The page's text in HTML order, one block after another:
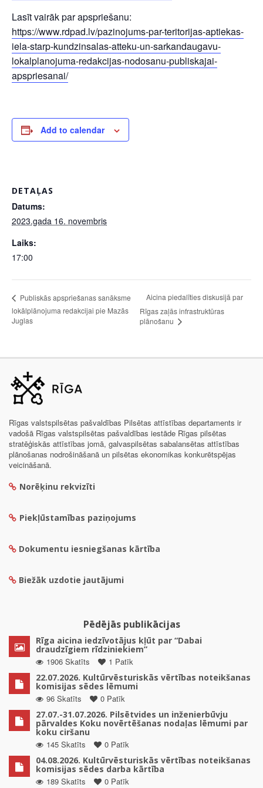
Lasīt vairāk par apspriešanu:
https://www.rdpad.lv/pazinojums-par-teritorijas-aptiekas-
iela-starp-kundzinsalas-atteku-un-sarkandaugavu-
lokalplanojuma-redakcijas-nodosanu-publiskajai-
apspriesanai/
Add to calendar
DETAĻAS
Datums:
2023.gada 16. novembris
Laiks:
17:00
Publiskās apspriešanas sanāksme
lokālplānojuma redakcijai pie Mazās
Juglas
Aicina piedalīties diskusijā par
Rīgas zaļās infrastruktūras
plānošanu
Rīgas valstspilsētas pašvaldības Pilsētas attīstības departaments ir
vadošā Rīgas valstspilsētas pašvaldības iestāde Rīgas pilsētas
stratēģiskās attīstības jomā, galvaspilsētas sabalansētas attīstības
plānošanas nodrošināšanā un pilsētas ekonomikas konkurētspējas
veicināšanā.
Norēķinu rekvizīti
Piekļūstamības paziņojums
Dokumentu iesniegšanas kārtība
Biežāk uzdotie jautājumi
Pēdējās publikācijas
Rīga aicina iedzīvotājus kļūt par “Dabai
draudzīgiem rīdziniekiem”
1906 Skatīts
1 Patīk
22.07.2026. Kultūrvēsturiskās vērtības noteikšanas
komisijas sēdes lēmumi
96 Skatīts
0 Patīk
27.07.-31.07.2026. Pilsētvides un inženierbūvju
pārvaldes Koku novērtēšanas nodaļas lēmumi par
koku ciršanu
145 Skatīts
0 Patīk
04.08.2026. Kultūrvēsturiskās vērtības noteikšanas
komisijas sēdes darba kārtība
189 Skatīts
0 Patīk